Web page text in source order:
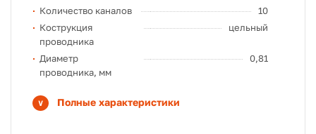
Количество каналов
10
Кострукция
проводника
цельный
Диаметр
проводника, мм
0,81
Полные характеристики